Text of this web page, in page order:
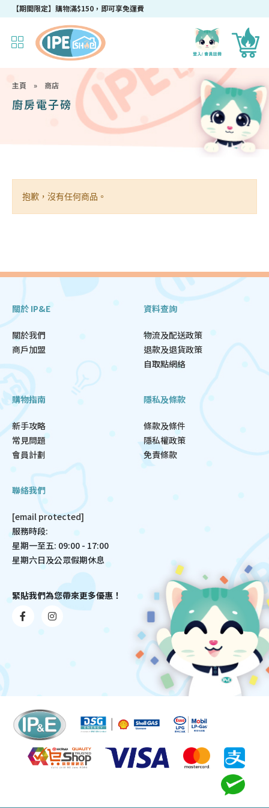
【期間限定】購物滿$150，即可享免運費
主頁 » 商店
廚房電子磅
抱歉，沒有任何商品。
關於 IP&E
關於我們
商戶加盟
資料查詢
物流及配送政策
退款及退貨政策
自取點網絡
購物指南
新手攻略
常見問題
會員計劃
隱私及條款
條款及條件
隱私權政策
免責條款
聯絡我們
[email protected]
服務時段:
星期一至五: 09:00 - 17:00
星期六日及公眾假期休息
緊貼我們為您帶來更多優惠！